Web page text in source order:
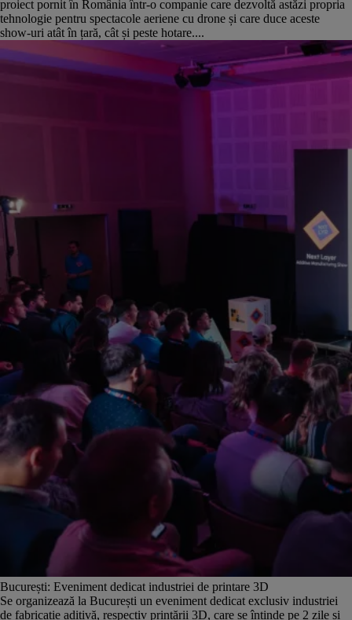
proiect pornit în România într-o companie care dezvoltă astăzi propria
tehnologie pentru spectacole aeriene cu drone și care duce aceste
show-uri atât în țară, cât și peste hotare....
București: Eveniment dedicat industriei de printare 3D
Se organizează la București un eveniment dedicat exclusiv industriei
de fabricație aditivă, respectiv printării 3D, care se întinde pe 2 zile și